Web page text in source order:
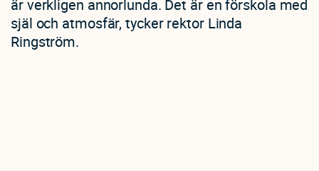
är verkligen annorlunda. Det är en förskola med
själ och atmosfär, tycker rektor Linda
Ringström.